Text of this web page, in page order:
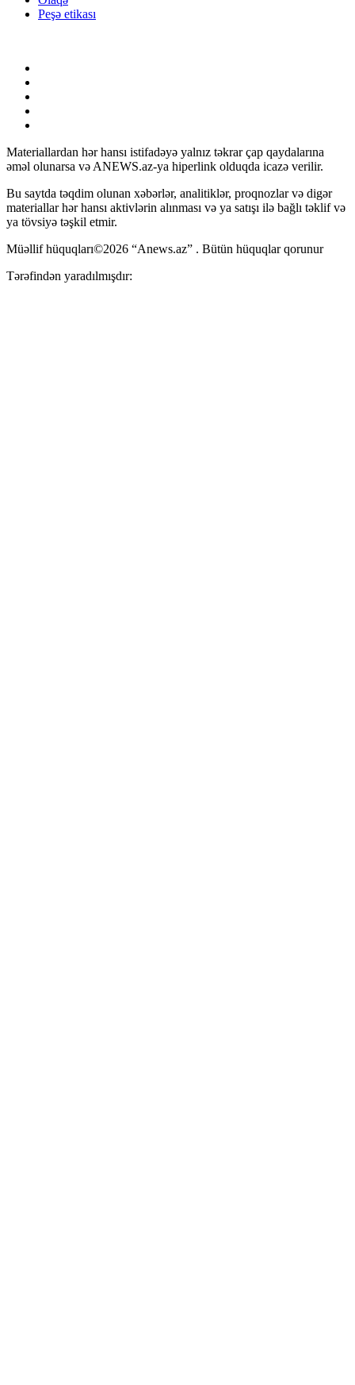
Peşə etikası
Materiallardan hər hansı istifadəyə yalnız təkrar çap qaydalarına
əməl olunarsa və ANEWS.az-ya hiperlink olduqda icazə verilir.
Bu saytda təqdim olunan xəbərlər, analitiklər, proqnozlar və digər
materiallar hər hansı aktivlərin alınması və ya satışı ilə bağlı təklif və
ya tövsiyə təşkil etmir.
Müəllif hüquqları©2026 “Anews.az” . Bütün hüquqlar qorunur
Tərəfindən yaradılmışdır: